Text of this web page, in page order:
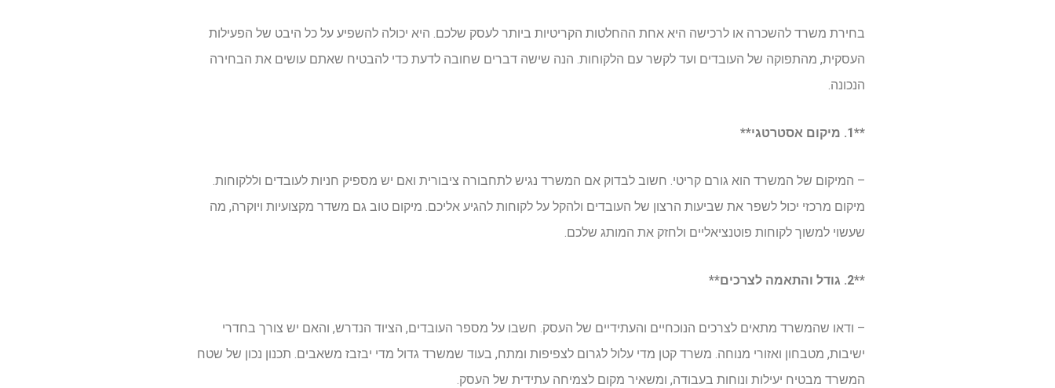
בחירת משרד להשכרה או לרכישה היא אחת ההחלטות הקריטיות ביותר לעסק שלכם. היא יכולה להשפיע על כל היבט של הפעילות
העסקית, מהתפוקה של העובדים ועד לקשר עם הלקוחות. הנה שישה דברים שחובה לדעת כדי להבטיח שאתם עושים את הבחירה
הנכונה.
**1. מיקום אסטרטגי**
– המיקום של המשרד הוא גורם קריטי. חשוב לבדוק אם המשרד נגיש לתחבורה ציבורית ואם יש מספיק חניות לעובדים וללקוחות.
מיקום מרכזי יכול לשפר את שביעות הרצון של העובדים ולהקל על לקוחות להגיע אליכם. מיקום טוב גם משדר מקצועיות ויוקרה, מה
שעשוי למשוך לקוחות פוטנציאליים ולחזק את המותג שלכם.
**2. גודל והתאמה לצרכים**
– ודאו שהמשרד מתאים לצרכים הנוכחיים והעתידיים של העסק. חשבו על מספר העובדים, הציוד הנדרש, והאם יש צורך בחדרי
ישיבות, מטבחון ואזורי מנוחה. משרד קטן מדי עלול לגרום לצפיפות ומתח, בעוד שמשרד גדול מדי יבזבז משאבים. תכנון נכון של שטח
המשרד מבטיח יעילות ונוחות בעבודה, ומשאיר מקום לצמיחה עתידית של העסק.